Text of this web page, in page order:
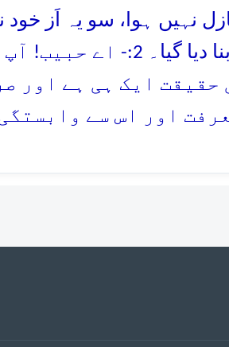
نہیں ہوا، سو یہ اَز
کا عظیم معجزہ بنا
حقیقت ایک ہی ہے اور
اور اس سے